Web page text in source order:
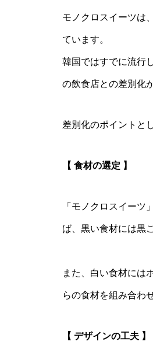
モノクロスイーツは
ています。
韓国ではすでに流行
の飲食店との差別化
差別化のポイントと
【 食材の選定 】
「モノクロスイーツ
ば、黒い食材には黒
また、白い食材には
らの食材を組み合わ
【 デザインの工夫 】